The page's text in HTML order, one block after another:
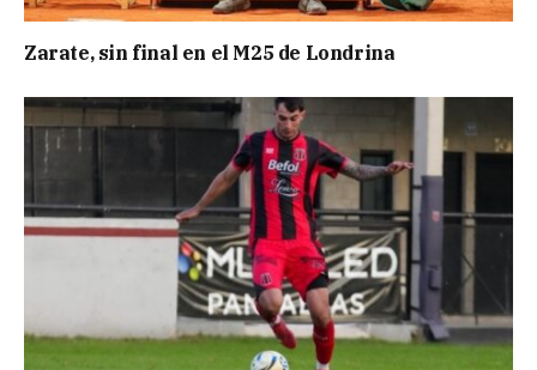
Zarate, sin final en el M25 de Londrina